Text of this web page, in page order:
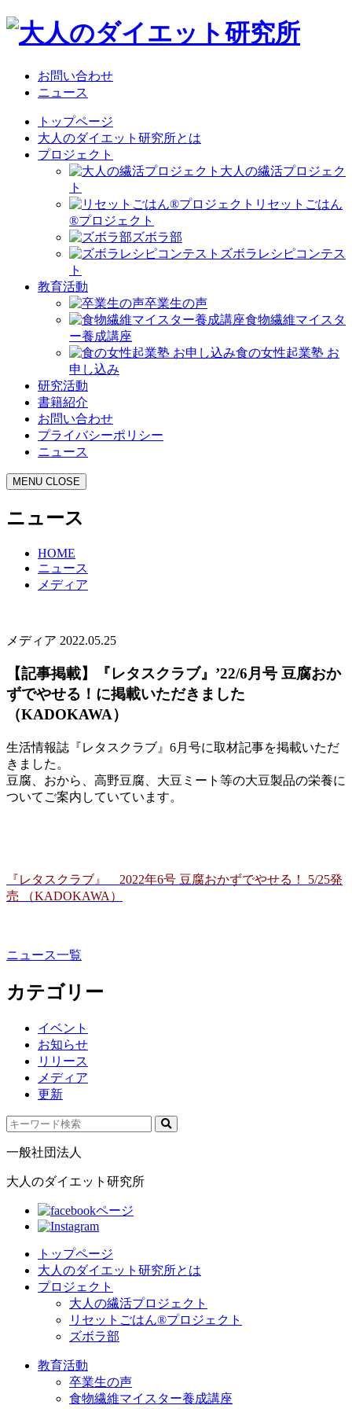
お問い合わせ
ニュース
トップページ
大人のダイエット研究所とは
プロジェクト
大人の繊活プロジェク
ト
リセットごはん
®プロジェクト
ズボラ部
ズボラレシピコンテス
ト
教育活動
卒業生の声
食物繊維マイスタ
ー養成講座
食の女性起業塾 お
申し込み
研究活動
書籍紹介
お問い合わせ
プライバシーポリシー
ニュース
MENU CLOSE
ニュース
HOME
ニュース
メディア
メディア 2022.05.25
【記事掲載】『レタスクラブ』’22/6月号 豆腐おか
ずでやせる！に掲載いただきました
（KADOKAWA）
生活情報誌『レタスクラブ』 6月号に取材記事を掲載いただ
きました。
豆腐、おから、高野豆腐、大豆ミート等の大豆製品の栄養に
ついてご案内していています。
『レタスクラブ』 2022年6号 豆腐おかずでやせる！ 5/25発
売 （KADOKAWA）
ニュース一覧
カテゴリー
イベント
お知らせ
リリース
メディア
更新
一般社団法人
大人のダイエット研究所
トップページ
大人のダイエット研究所とは
プロジェクト
大人の繊活プロジェクト
リセットごはん®プロジェクト
ズボラ部
教育活動
卒業生の声
食物繊維マイスター養成講座